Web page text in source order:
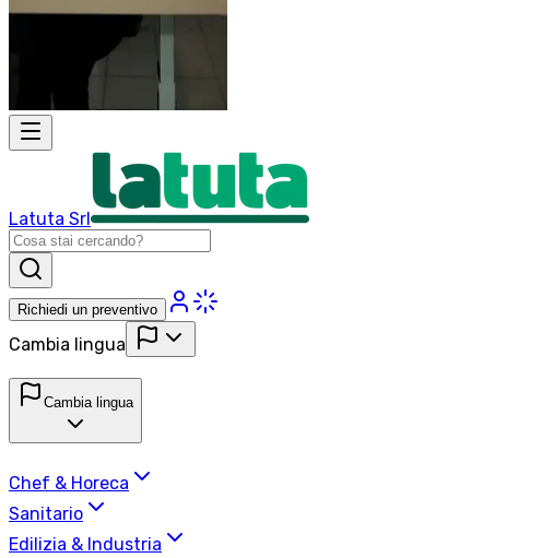
Latuta Srl
Richiedi un preventivo
Cambia lingua
Cambia lingua
Chef & Horeca
Sanitario
Edilizia & Industria